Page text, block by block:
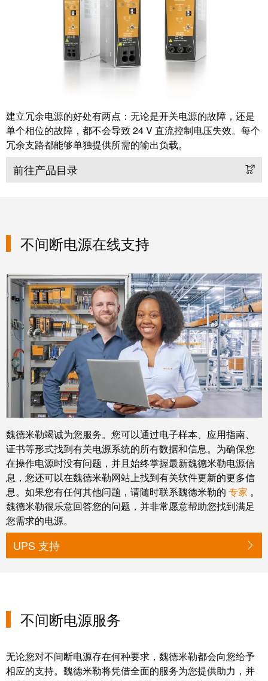
浪
涌
保
护
线
分
盒
自
动
化
和
软
件
控
制
器
I/O
系
统
工
业
触
屏
膺
EcoVadis
回
望
2021：
魏
成
绩
著，
销
售
额
达
9.6
亿
欧
元
魏
德
米
勒
SNAP
IN
联
接
技
2022
德
国
建立冗余电源的好处有两点：无论是开关电源的故障，还是
单个相位的故障，都不会导致 24 V 直流控制电压失效。每个
冗余支路都能够单独提供所需的输出负载。
前往产品目录
不间断电源在线支持
魏德米勒竭诚为您服务。您可以通过电子样本、应用指南、
证书等形式找到有关电源系统的所有数据和信息。为确保您
在操作电源时没有问题，并且始终掌握最新魏德米勒电源信
息，您还可以在魏德米勒网站上找到有关软件更新的更多信
息。如果您有任何其他问题，请随时联系魏德米勒的 专家 。
魏德米勒很乐意回答您的问题，并非常愿意帮助您找到满足
您需求的电源。
UPS 支持
不间断电源服务
无论您对不间断电源存在何种要求，魏德米勒都会向您给予
相应的支持。魏德米勒将凭借全面的服务为您提供助力，并